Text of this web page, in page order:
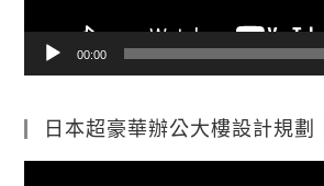
00:00
日本超豪華辦公大樓設計規劃